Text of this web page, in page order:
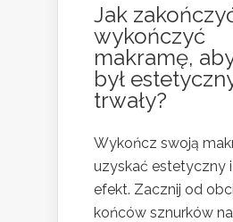
Jak
wykończyć
makramę,
był
trwały?
Wykończ swoją
uzyskać estetyczny
efekt. Zacznij od
końców sznurków